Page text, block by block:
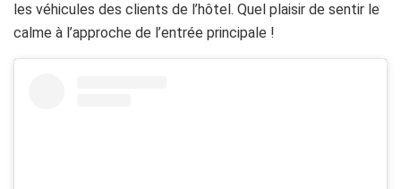
les véhicules des clients de l’hôtel. Quel plaisir de sentir le
calme à l’approche de l’entrée principale !